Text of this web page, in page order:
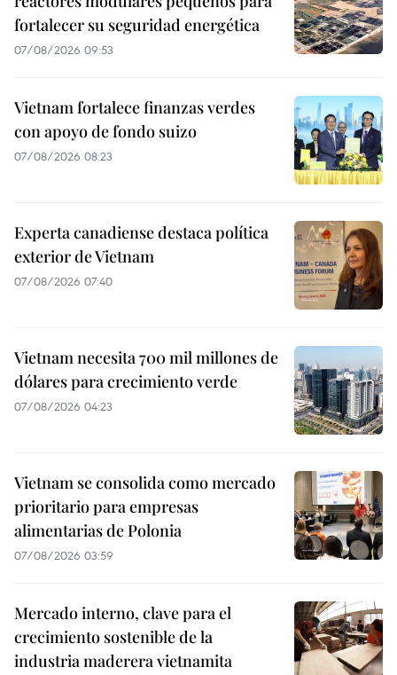
fortalecer su seguridad energética
07/08/2026 09:53
Vietnam fortalece finanzas verdes
con apoyo de fondo suizo
07/08/2026 08:23
Experta canadiense destaca política
exterior de Vietnam
07/08/2026 07:40
Vietnam necesita 700 mil millones de
dólares para crecimiento verde
07/08/2026 04:23
Vietnam se consolida como mercado
prioritario para empresas
alimentarias de Polonia
07/08/2026 03:59
Mercado interno, clave para el
crecimiento sostenible de la
industria maderera vietnamita